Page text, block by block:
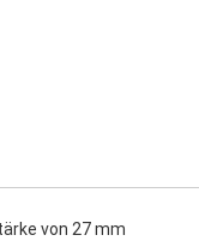
von 27 mm